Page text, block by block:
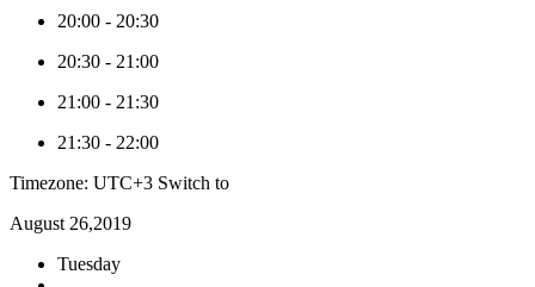
20:00 - 20:30
20:30 - 21:00
21:00 - 21:30
21:30 - 22:00
Timezone: UTC+3 Switch to
August 26,2019
Tuesday